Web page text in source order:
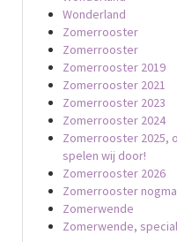
Wonderland
Zomerrooster
Zomerrooster
Zomerrooster 2019
Zomerrooster 2021
Zomerrooster 2023
Zomerrooster 2024
Zomerrooster 2025,
spelen wij door!
Zomerrooster 2026
Zomerrooster
Zomerwende
Zomerwende,